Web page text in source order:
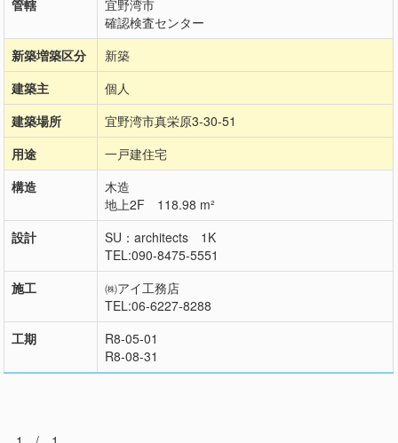
管轄
宜野湾市
確認検査センター
新築増築区分
新築
建築主
個人
建築場所
宜野湾市真栄原3-30-51
用途
一戸建住宅
構造
木造
地上2F 118.98 m²
設計
SU：architects 1K
TEL:090-8475-5551
施工
㈱アイ工務店
TEL:06-6227-8288
工期
R8-05-01
R8-08-31